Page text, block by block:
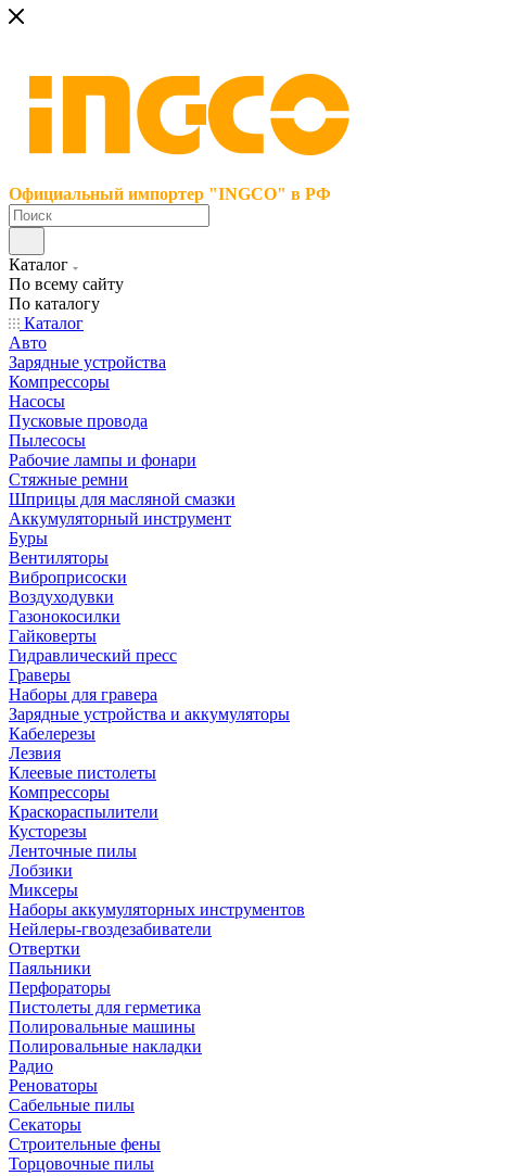
Официальный импортер "INGCO" в РФ
Каталог
По всему сайту
По каталогу
Каталог
Авто
Зарядные устройства
Компрессоры
Насосы
Пусковые провода
Пылесосы
Рабочие лампы и фонари
Стяжные ремни
Шприцы для масляной смазки
Аккумуляторный инструмент
Буры
Вентиляторы
Виброприсоски
Воздуходувки
Газонокосилки
Гайковерты
Гидравлический пресс
Граверы
Наборы для гравера
Зарядные устройства и аккумуляторы
Кабелерезы
Лезвия
Клеевые пистолеты
Компрессоры
Краскораспылители
Кусторезы
Ленточные пилы
Лобзики
Миксеры
Наборы аккумуляторных инструментов
Нейлеры-гвоздезабиватели
Отвертки
Паяльники
Перфораторы
Пистолеты для герметика
Полировальные машины
Полировальные накладки
Радио
Реноваторы
Сабельные пилы
Секаторы
Строительные фены
Торцовочные пилы